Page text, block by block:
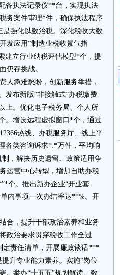
备执法记录仪**台，实现执法
务案件审理*件，确保执法程序
强化以数治税。深化税收大数
发应用“制造业税收景气指
建立行业纳税评估模型*个，提
仍存挑战。
人急难愁盼，创新服务举措，
发布新版“非接触式”办税缴费
上。优化电子税务局、个人所
。增设远程虚拟窗口*个，通过
热线、办税服务厅、线上平
各类咨询诉求*.*万件，平均响
，解决历史遗留、政策适用争
运营中心转型，增加自助办税
个。推出新办企业“开业套
内事项一次办结率达**%。开
合，提升干部政治素养和业务
政治要求贯穿税收工作全过
定责任清单，开展廉政谈话***
升专业能力素养。实施“岗位
。举办“十五五”规划解读、数